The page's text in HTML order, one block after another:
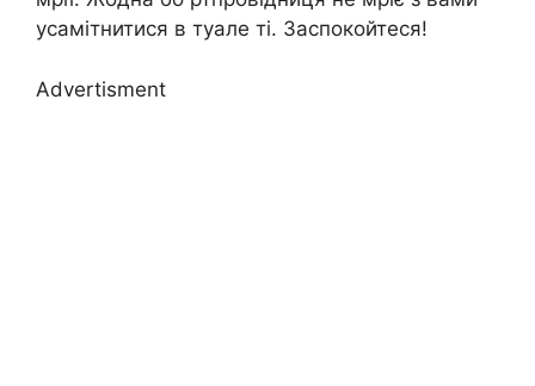
усамітнитися в туале ті. Заспокойтеся!
Advertisment